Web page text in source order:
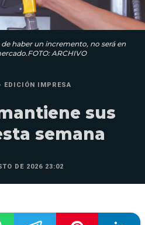
haber un incremento, no será en
ARCHIVO
EDICIÓN IMPRESA
sus
semana
DE 2026 23:02